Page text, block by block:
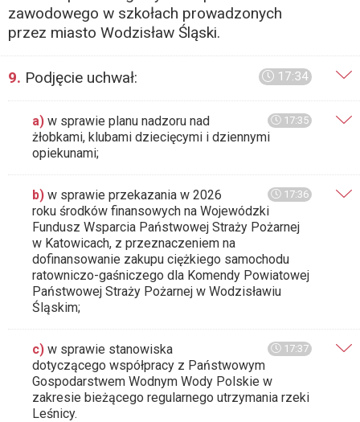
zawodowego w szkołach prowadzonych
przez miasto Wodzisław Śląski.
17:34
9. Podjęcie uchwał:
17:35
a) w sprawie planu nadzoru nad
żłobkami, klubami dziecięcymi i dziennymi
opiekunami;
17:36
b) w sprawie przekazania w 2026
roku środków finansowych na Wojewódzki
Fundusz Wsparcia Państwowej Straży Pożarnej
w Katowicach, z przeznaczeniem na
dofinansowanie zakupu ciężkiego samochodu
ratowniczo-gaśniczego dla Komendy Powiatowej
Państwowej Straży Pożarnej w Wodzisławiu
Śląskim;
17:37
c) w sprawie stanowiska
dotyczącego współpracy z Państwowym
Gospodarstwem Wodnym Wody Polskie w
zakresie bieżącego regularnego utrzymania rzeki
Leśnicy.